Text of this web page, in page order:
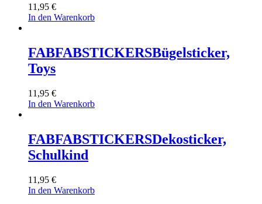
11,95 €
In den Warenkorb
FABFABSTICKERSBügelsticker,
Toys
11,95 €
In den Warenkorb
FABFABSTICKERSDekosticker,
Schulkind
11,95 €
In den Warenkorb